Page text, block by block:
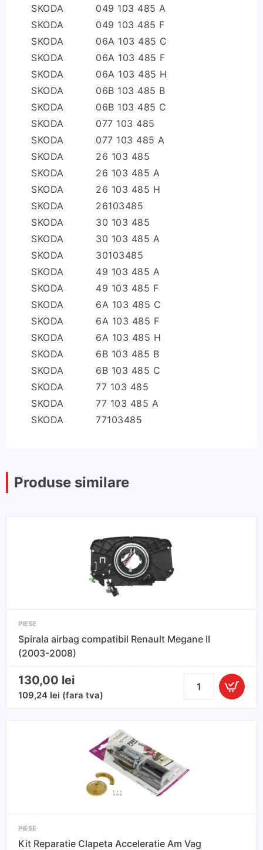
SKODA
049 103 485 A
SKODA
049 103 485 F
SKODA
06A 103 485 C
SKODA
06A 103 485 F
SKODA
06A 103 485 H
SKODA
06B 103 485 B
SKODA
06B 103 485 C
SKODA
077 103 485
SKODA
077 103 485 A
SKODA
26 103 485
SKODA
26 103 485 A
SKODA
26 103 485 H
SKODA
26103485
SKODA
30 103 485
SKODA
30 103 485 A
SKODA
30103485
SKODA
49 103 485 A
SKODA
49 103 485 F
SKODA
6A 103 485 C
SKODA
6A 103 485 F
SKODA
6A 103 485 H
SKODA
6B 103 485 B
SKODA
6B 103 485 C
SKODA
77 103 485
SKODA
77 103 485 A
SKODA
77103485
Produse similare
PIESE
Spirala airbag compatibil Renault Megane II
(2003-2008)
130,00 lei
109,24 lei (fara tva)
Cantitate
Spirala
II
(2003-
PIESE
Kit Reparatie Clapeta Acceleratie Am Vag